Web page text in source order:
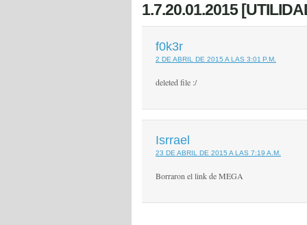
1.7.20.01.2015
f0k3r
2 DE ABRIL DE 2015 A LAS 3:01 P.M.
deleted file :/
Isrrael
23 DE ABRIL DE 2015 A LAS 7:19 A.M.
Borraron el link de MEGA